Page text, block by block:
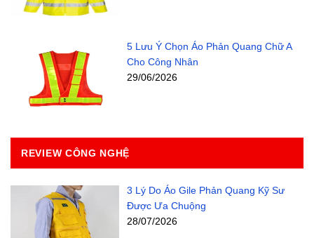
5 Lưu Ý Chọn Áo Phản Quang Chữ A
Cho Công Nhân
29/06/2026
REVIEW CÔNG NGHỆ
3 Lý Do Áo Gile Phản Quang Kỹ Sư
Được Ưa Chuộng
28/07/2026